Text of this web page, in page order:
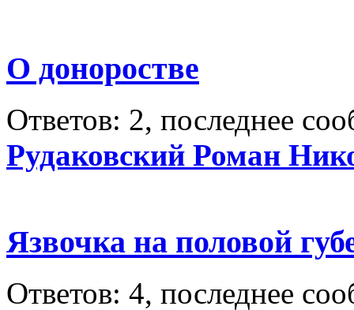
О доноростве
Ответов: 2, последнее
Рудаковский Роман
Язвочка на половой
Ответов: 4, последнее